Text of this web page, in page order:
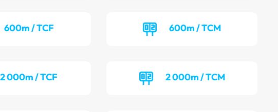
600m / TCF 600m / TCM
2 000m / TCF 2 000m / TCM